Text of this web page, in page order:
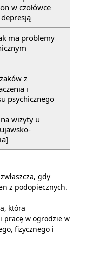
w czołówce
ma problemy
z
i
psychicznego
wizyty u
gdy
z podopiecznych.
która
pracę w ogrodzie w
fizycznego i